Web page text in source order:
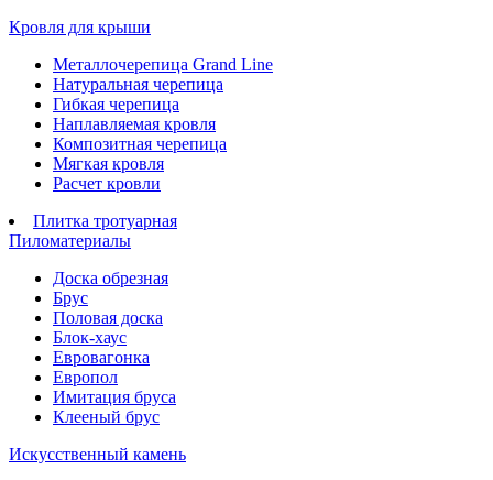
Кровля для крыши
Металлочерепица Grand Line
Натуральная черепица
Гибкая черепица
Наплавляемая кровля
Композитная черепица
Мягкая кровля
Расчет кровли
Плитка тротуарная
Пиломатериалы
Доска обрезная
Брус
Половая доска
Блок-хаус
Евровагонка
Европол
Имитация бруса
Клееный брус
Искусственный камень